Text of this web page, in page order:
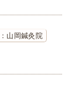
山岡鍼灸院